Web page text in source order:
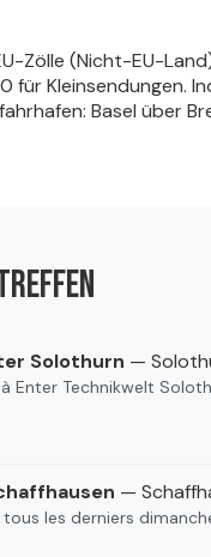
Zölle (Nicht-EU-
für Kleinsendungen.
Basel über
Solothurn —
Enter Technikwelt
—
les derniers